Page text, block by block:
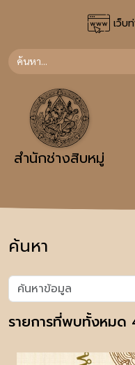
เว็บ
สำนักช่างสิบหมู่
ค้นหา
รายการที่พบทั้งหมด